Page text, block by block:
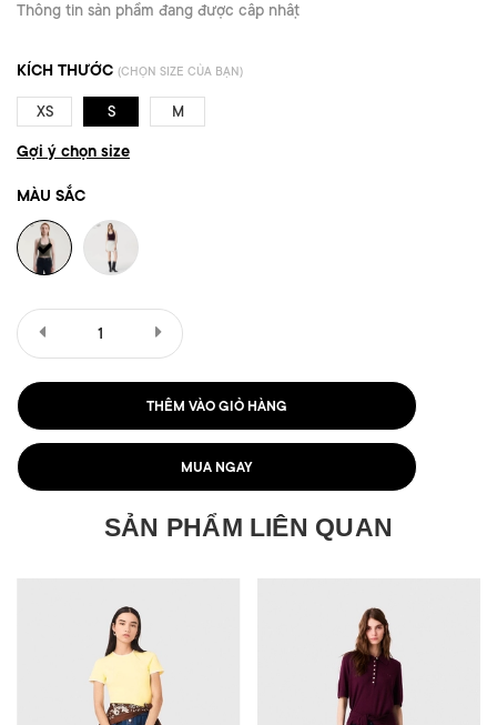
Thông tin sản phẩm đang được cập nhật
KÍCH THƯỚC (CHỌN SIZE CỦA BẠN)
XS S M
Gợi ý chọn size
MÀU SẮC
THÊM VÀO GIỎ HÀNG
MUA NGAY
SẢN PHẨM LIÊN QUAN